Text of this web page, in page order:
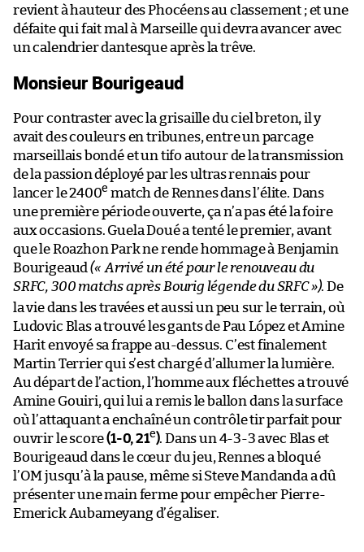
revient à hauteur des Phocéens au classement ; et une
défaite qui fait mal à Marseille qui devra avancer avec
un calendrier dantesque après la trêve.
Monsieur Bourigeaud
Pour contraster avec la grisaille du ciel breton, il y
avait des couleurs en tribunes, entre un parcage
marseillais bondé et un tifo autour de la transmission
de la passion déployé par les ultras rennais pour
lancer le 2400e match de Rennes dans l’élite. Dans
une première période ouverte, ça n’a pas été la foire
aux occasions. Guela Doué a tenté le premier, avant
que le Roazhon Park ne rende hommage à Benjamin
Bourigeaud (« Arrivé un été pour le renouveau du
SRFC, 300 matchs après Bourig légende du SRFC»). De
la vie dans les travées et aussi un peu sur le terrain, où
Ludovic Blas a trouvé les gants de Pau López et Amine
Harit envoyé sa frappe au-dessus. C’est finalement
Martin Terrier qui s’est chargé d’allumer la lumière.
Au départ de l’action, l’homme aux fléchettes a trouvé
Amine Gouiri, qui lui a remis le ballon dans la surface
où l’attaquant a enchaîné un contrôle tir parfait pour
ouvrir le score(1-0, 21e). Dans un 4-3-3 avec Blas et
Bourigeaud dans le cœur du jeu, Rennes a bloqué
l’OM jusqu’à la pause, même si Steve Mandanda a dû
présenter une main ferme pour empêcher Pierre-
Emerick Aubameyang d’égaliser.